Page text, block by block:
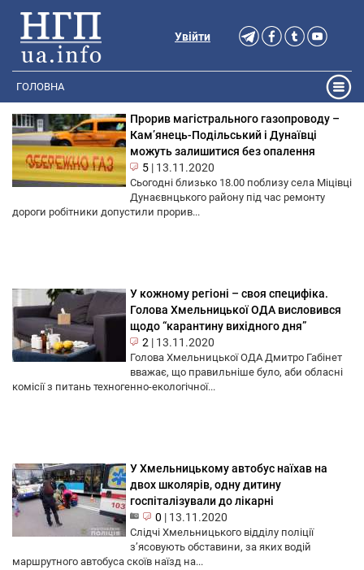
Увійти
ГОЛОВНА
Прорив магістрального газопроводу –
Кам’янець-Подільський і Дунаївці
можуть залишитися без опалення
5 | 13.11.2020
Сьогодні близько 18.00 поблизу села Міцівці
Дунаєвнцького району під час ремонту
дороги робітники допустили прорив...
У кожному регіоні – своя специфіка.
Голова Хмельницької ОДА висловився
щодо “карантину вихідного дня”
2 | 13.11.2020
Голова Хмельницької ОДА Дмитро Габінет
вважає, що правильніше було, аби обласні
комісії з питань техногенно-екологічної...
У Хмельницькому автобус наїхав на
двох школярів, одну дитину
госпіталізували до лікарні
0 | 13.11.2020
Слідчі Хмельницького відділу поліції
з’ясовують обставини, за яких водій
маршрутного автобуса скоїв наїзд на...